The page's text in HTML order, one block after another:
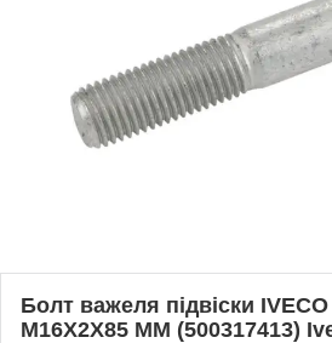
Болт важеля підвіски
M16X2X85 MM (500317413)